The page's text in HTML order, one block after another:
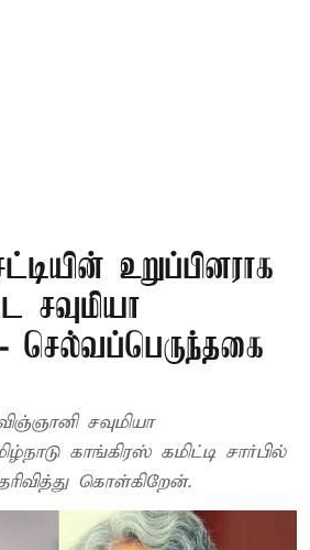
உறுப்பினராக
சவுமியா
- செல்வப்பெருந்தகை
சவுமியா
காங்கிரஸ் கமிட்டி சார்பில்
கொள்கிறேன்.